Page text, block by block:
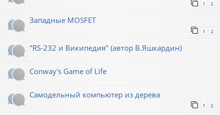
1 2
Западные MOSFET
1 2
"RS-232 и Википедия" (автор В.Яшкардин)
Conway's Game of Life
Самодельный компьютер из дерева
1 2